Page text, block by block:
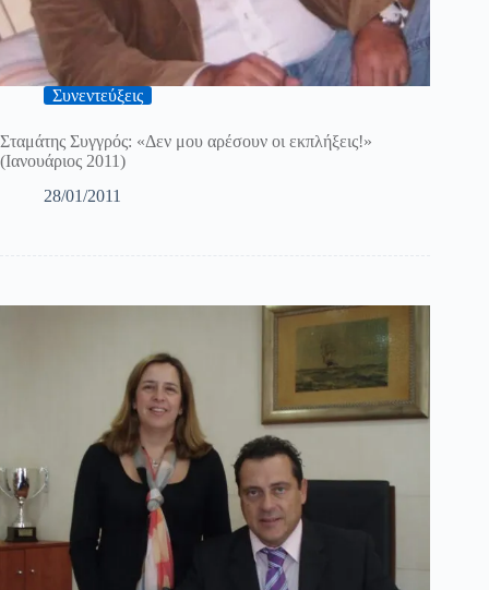
Συνεντεύξεις
Σταμάτης Συγγρός: «Δεν μου αρέσουν οι εκπλήξεις!»
(Ιανουάριος 2011)
28/01/2011